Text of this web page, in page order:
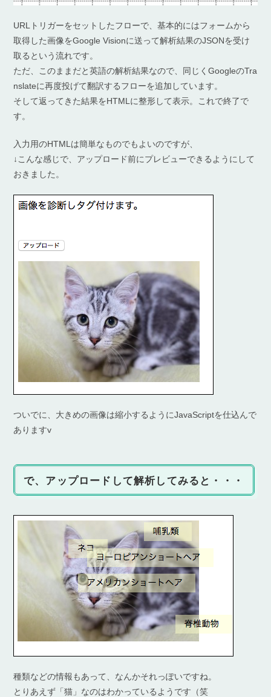
URLトリガーをセットしたフローで、基本的にはフォームから
取得した画像をGoogle Visionに送って解析結果のJSONを受け
取るという流れです。
ただ、このままだと英語の解析結果なので、同じくGoogleのTra
nslateに再度投げて翻訳するフローを追加しています。
そして返ってきた結果をHTMLに整形して表示。これで終了で
す。
入力用のHTMLは簡単なものでもよいのですが、
↓こんな感じで、アップロード前にプレビューできるようにして
おきました。
ついでに、大きめの画像は縮小するようにJavaScriptを仕込んで
ありますv
で、アップロードして解析してみると・・・
種類などの情報もあって、なんかそれっぽいですね。
とりあえず「猫」なのはわかっているようです（笑